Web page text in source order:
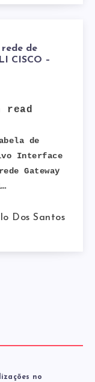
de
CISCO –
read
de
Interface
Gateway
Dos Santos
no